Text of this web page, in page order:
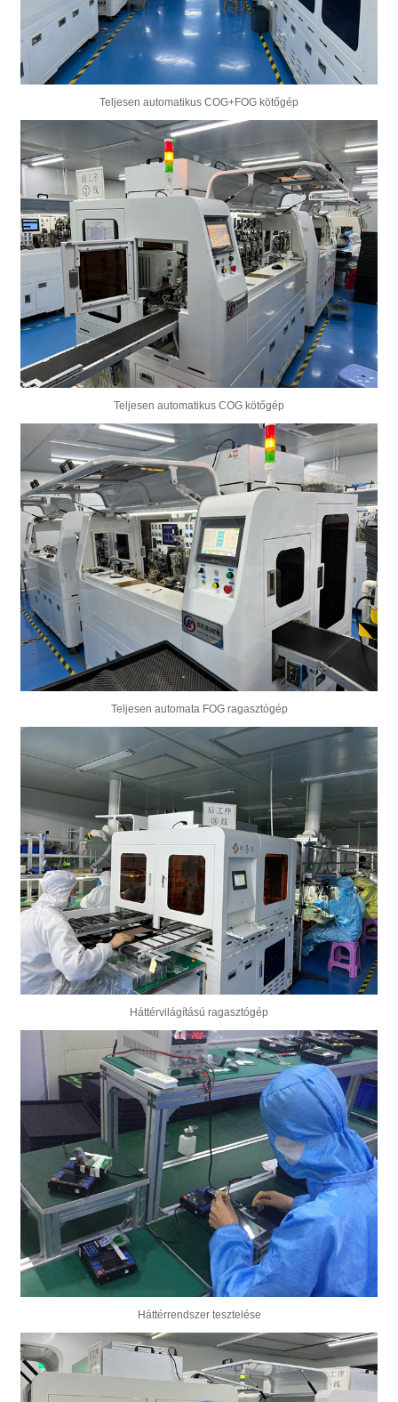
Teljesen automatikus COG+FOG kötőgép
Teljesen automatikus COG kötőgép
Teljesen automata FOG ragasztógép
Háttérvilágítású ragasztógép
Háttérrendszer tesztelése